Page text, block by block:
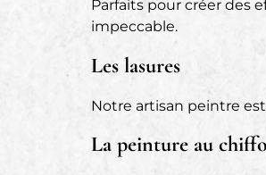
Parfaits pour créer des
impeccable.
Les lasures
Notre artisan peintre
La peinture au